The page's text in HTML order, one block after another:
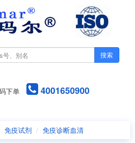
搜索
下单 4001650900
免疫试剂 免疫诊断血清